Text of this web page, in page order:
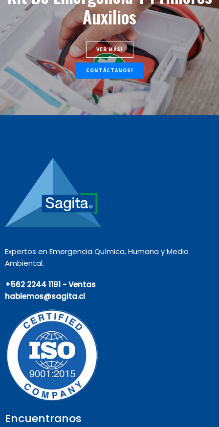
Auxilios
VER MÁS!
CONTÁCTANOS!
Expertos en Emergencia Química, Humana y Medio
Ambiental.
+562 2244 1191 - Ventas
hablemos@sagita.cl
Encuentranos